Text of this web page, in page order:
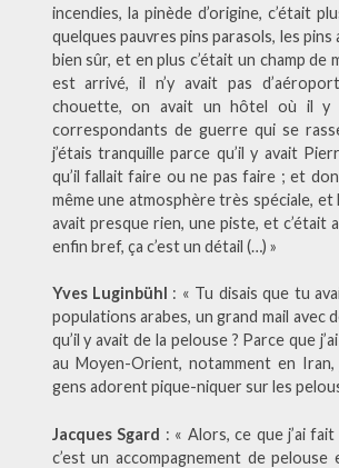
incendies, la pinède d’origine, c’était
quelques pauvres pins parasols, les pins
bien sûr, et en plus c’était un champ de
est arrivé, il n’y avait pas
chouette, on avait un hôtel où il y
correspondants de guerre qui se
j’étais tranquille parce qu’il y avait
qu’il fallait faire ou ne pas faire ; et
même une atmosphère très spéciale, et
avait presque rien, une piste, et c’était
enfin bref, ça c’est un détail (…) »
Yves Luginbühl : « Tu disais que tu
populations arabes, un grand mail avec
qu’il y avait de la pelouse ? Parce que
au Moyen-Orient, notamment en Iran,
gens adorent pique-niquer sur les
Jacques Sgard : « Alors, ce que j’ai
c’est un accompagnement de pelouse